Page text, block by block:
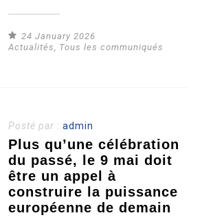
24 January 2026
Actualités
Tous les communiqués
Posté par :admin
Plus qu’une célébration
du passé, le 9 mai doit
être un appel à
construire la puissance
européenne de demain